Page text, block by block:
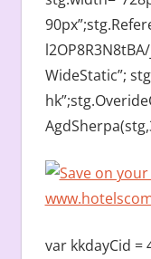
WideStatic”;
var kkdayCid =